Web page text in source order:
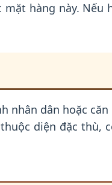
hàng này. Nếu
nhân dân hoặc căn
diện đặc thù,